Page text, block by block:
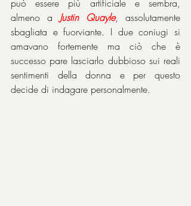
può essere più artificiale e sembra,
almeno a Justin Quayle, assolutamente
sbagliata e fuorviante. I due coniugi si
amavano fortemente ma ciò che è
successo pare lasciarlo dubbioso sui reali
sentimenti della donna e per questo
decide di indagare personalmente.